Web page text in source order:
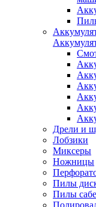
Дрели и
Лобзики
Миксеры
Ножницы
Пилы
Пилы